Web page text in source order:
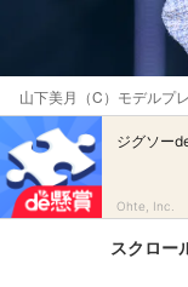
山下美月（C）モデルプ
ジグソー
Ohte, Inc.
スクロー